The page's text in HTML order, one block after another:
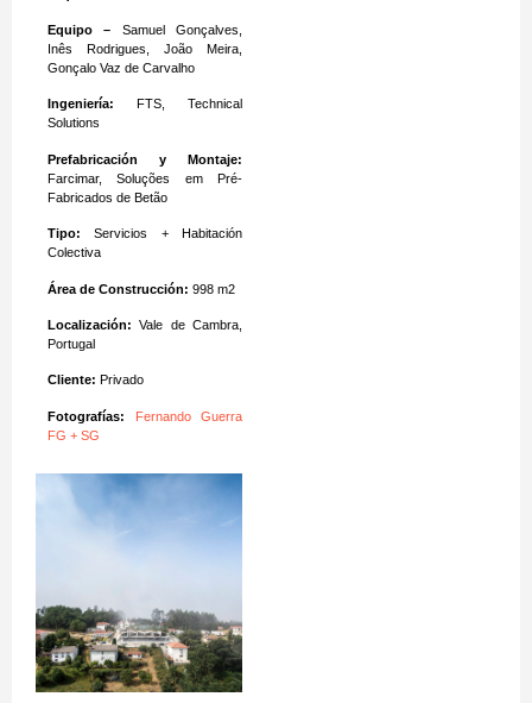
Equipo – Samuel Gonçalves,
Inês Rodrigues, João Meira,
Gonçalo Vaz de Carvalho
Ingeniería: FTS, Technical
Solutions
Prefabricación y Montaje:
Farcimar, Soluções em Pré-
Fabricados de Betão
Tipo: Servicios + Habitación
Colectiva
Área de Construcción: 998 m2
Localización: Vale de Cambra,
Portugal
Cliente: Privado
Fotografías:
Fernando Guerra
FG + SG